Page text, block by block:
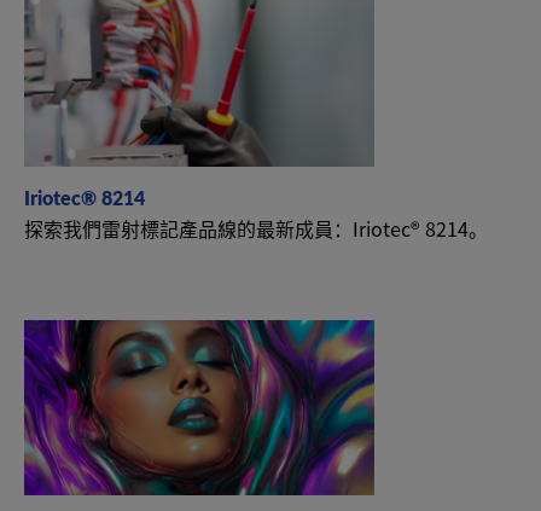
Iriotec® 8214
探索我們雷射標記產品線的最新成員：Iriotec® 8214。